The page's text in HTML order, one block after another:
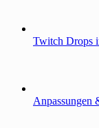
Twitch Drops
Anpassungen